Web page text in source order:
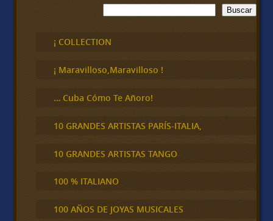
B
u
c
a
Buscar
¡ COLLECTION
¡ Maravilloso,Maravilloso !
… Cuba Cómo Te Añoro!
10 GRANDES ARTISTAS PARÍS-ITALIA,
10 GRANDES ARTISTAS TANGO
100 % ITALIANO
100 AÑOS DE JOYAS MUSICALES